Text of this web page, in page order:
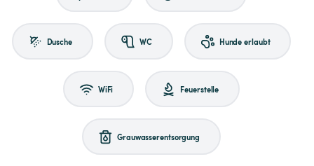
Dusche WC Hunde erlaubt
WiFi Feuerstelle
Grauwasserentsorgung